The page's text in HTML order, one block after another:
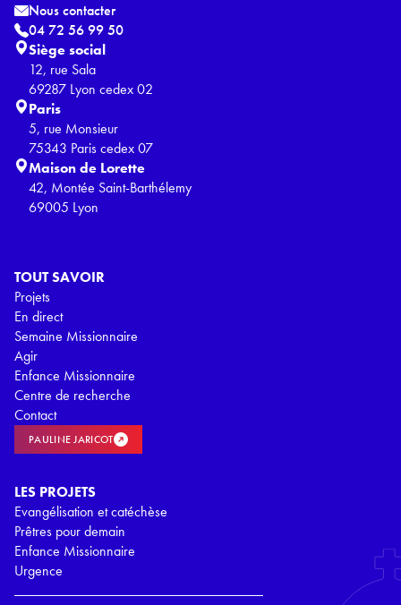
TOUT SAVOIR
Projets
En direct
Semaine Missionnaire
Agir
Enfance Missionnaire
Centre de recherche
Contact
PAULINE JARICOT
LES PROJETS
Evangélisation et catéchèse
Prêtres pour demain
Enfance Missionnaire
Urgence
Nous contacter
04 72 56 99 50
Siège social
12, rue Sala
69287 Lyon cedex 02
Paris
5, rue Monsieur
75343 Paris cedex 07
Maison de Lorette
42, Montée Saint-Barthélemy
69005 Lyon